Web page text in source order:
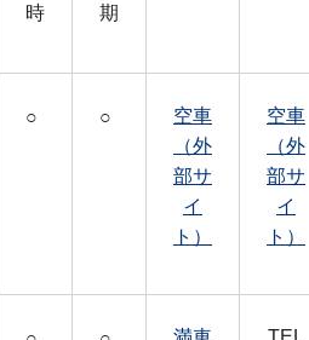
時
期
○ ○
空車
（外
部サ
イ
ト）
空車
（外
部サ
イ
ト）